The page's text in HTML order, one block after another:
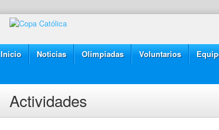
Inicio Noticias Olimpiadas Voluntarios
Actividades